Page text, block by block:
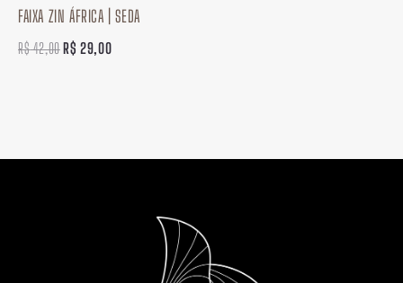
FAIXA ZIN ÁFRICA | SEDA
R$42,00R$ 29,00